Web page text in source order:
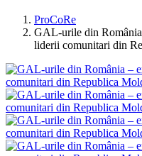
ProCoRe
GAL-urile din
liderii comunitari din